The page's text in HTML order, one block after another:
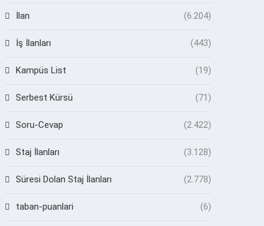
İlan (6.204)
İş İlanları (443)
Kampüs List (19)
Serbest Kürsü (71)
Soru-Cevap (2.422)
Staj İlanları (3.128)
Süresi Dolan Staj İlanları (2.778)
taban-puanlari (6)